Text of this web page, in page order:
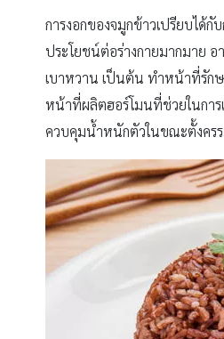
การงอกของจมูกข้าวเปรียบได้กั
ประโยชน์ต่อร่างกายมากมาย อ
เบาหวาน เป็นต้น ทำหน้าที่รัก
หน้าที่ผลิตฮอร์โมนที่ช่วยในการ
ควบคุมน้ำหนักตัวในขณะตั้งคร